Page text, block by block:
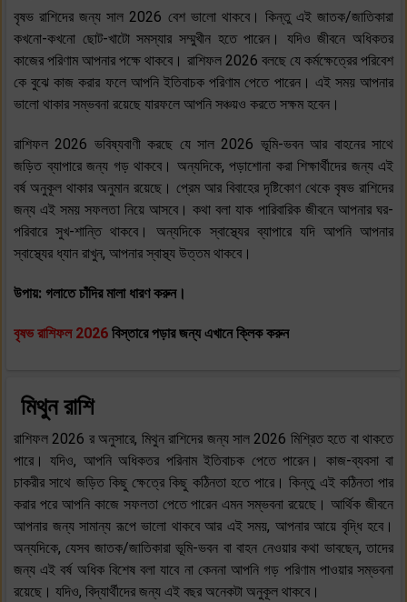
বৃষভ রাশিদের জন্য সাল 2026 বেশ ভালো থাকবে। কিন্তু এই জাতক/জাতিকারা
কখনো-কখনো ছোট-খাটো সমস্যার সম্মুখীন হতে পারেন। যদিও জীবনে অধিকতর
কাজের পরিণাম আপনার পক্ষে থাকবে। রাশিফল 2026 বলছে যে কর্মক্ষেত্রের পরিবেশ
কে বুঝে কাজ করার ফলে আপনি ইতিবাচক পরিণাম পেতে পারেন। এই সময় আপনার
ভালো থাকার সম্ভবনা রয়েছে যারফলে আপনি সঞ্চয়ও করতে সক্ষম হবেন।
রাশিফল 2026 ভবিষ্যবাণী করছে যে সাল 2026 ভূমি-ভবন আর বাহনের সাথে
জড়িত ব্যাপারে জন্য গড় থাকবে। অন্যদিকে, পড়াশোনা করা শিক্ষার্থীদের জন্য এই
বর্ষ অনুকূল থাকার অনুমান রয়েছে। প্রেম আর বিবাহের দৃষ্টিকোণ থেকে বৃষভ রাশিদের
জন্য এই সময় সফলতা নিয়ে আসবে। কথা বলা যাক পারিবারিক জীবনে আপনার ঘর-
পরিবারে সুখ-শান্তি থাকবে। অন্যদিকে স্বাস্থ্যের ব্যাপারে যদি আপনি আপনার
স্বাস্থ্যের ধ্যান রাখুন, আপনার স্বাস্থ্য উত্তম থাকবে।
উপায়: গলাতে চাঁদির মালা ধারণ করুন।
বৃষভ রাশিফল 2026 বিস্তারে পড়ার জন্য এখানে ক্লিক করুন
মিথুন রাশি
রাশিফল 2026 র অনুসারে, মিথুন রাশিদের জন্য সাল 2026 মিশ্রিত হতে বা থাকতে
পারে। যদিও, আপনি অধিকতর পরিনাম ইতিবাচক পেতে পারেন। কাজ-ব্যবসা বা
চাকরীর সাথে জড়িত কিছু ক্ষেত্রে কিছু কঠিনতা হতে পারে। কিন্তু এই কঠিনতা পার
করার পরে আপনি কাজে সফলতা পেতে পারেন এমন সম্ভবনা রয়েছে। আর্থিক জীবনে
আপনার জন্য সামান্য রূপে ভালো থাকবে আর এই সময়, আপনার আয়ে বৃদ্ধি হবে।
অন্যদিকে, যেসব জাতক/জাতিকারা ভূমি-ভবন বা বাহন নেওয়ার কথা ভাবছেন, তাদের
জন্য এই বর্ষ অধিক বিশেষ বলা যাবে না কেননা আপনি গড় পরিণাম পাওয়ার সম্ভবনা
রয়েছে। যদিও, বিদ্যার্থীদের জন্য এই বছর অনেকটা অনুকূল থাকবে।